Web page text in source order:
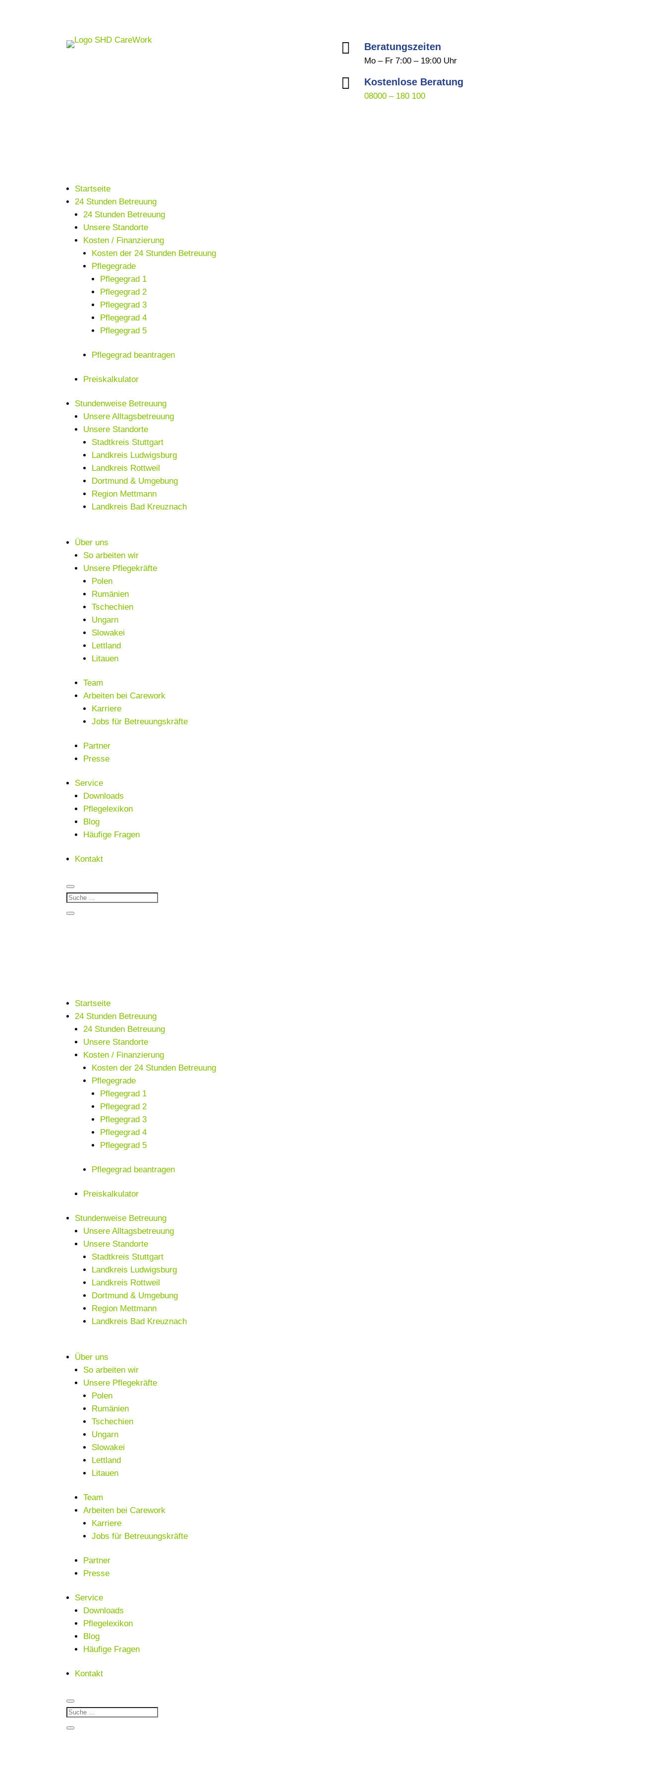
 Beratungszeiten
Mo – Fr 7:00 – 19:00 Uhr
 Kostenlose Beratung
08000 – 180 100
Startseite
24 Stunden Betreuung
24 Stunden Betreuung
Unsere Standorte
Kosten / Finanzierung
Kosten der 24 Stunden Betreuung
Pflegegrade
Pflegegrad 1
Pflegegrad 2
Pflegegrad 3
Pflegegrad 4
Pflegegrad 5
Pflegegrad beantragen
Preiskalkulator
Stundenweise Betreuung
Unsere Alltagsbetreuung
Unsere Standorte
Stadtkreis Stuttgart
Landkreis Ludwigsburg
Landkreis Rottweil
Dortmund & Umgebung
Region Mettmann
Landkreis Bad Kreuznach
Über uns
So arbeiten wir
Unsere Pflegekräfte
Polen
Rumänien
Tschechien
Ungarn
Slowakei
Lettland
Litauen
Team
Arbeiten bei Carework
Karriere
Jobs für Betreuungskräfte
Partner
Presse
Service
Downloads
Pflegelexikon
Blog
Häufige Fragen
Kontakt
Startseite
24 Stunden Betreuung
24 Stunden Betreuung
Unsere Standorte
Kosten / Finanzierung
Kosten der 24 Stunden Betreuung
Pflegegrade
Pflegegrad 1
Pflegegrad 2
Pflegegrad 3
Pflegegrad 4
Pflegegrad 5
Pflegegrad beantragen
Preiskalkulator
Stundenweise Betreuung
Unsere Alltagsbetreuung
Unsere Standorte
Stadtkreis Stuttgart
Landkreis Ludwigsburg
Landkreis Rottweil
Dortmund & Umgebung
Region Mettmann
Landkreis Bad Kreuznach
Über uns
So arbeiten wir
Unsere Pflegekräfte
Polen
Rumänien
Tschechien
Ungarn
Slowakei
Lettland
Litauen
Team
Arbeiten bei Carework
Karriere
Jobs für Betreuungskräfte
Partner
Presse
Service
Downloads
Pflegelexikon
Blog
Häufige Fragen
Kontakt